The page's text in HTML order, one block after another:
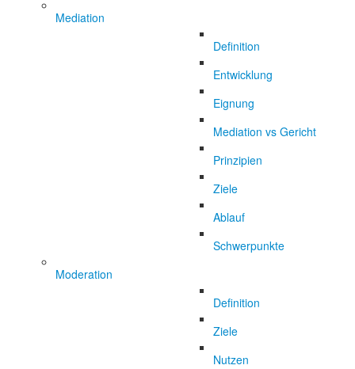
Mediation
Definition
Entwicklung
Eignung
Mediation vs Gericht
Prinzipien
Ziele
Ablauf
Schwerpunkte
Moderation
Definition
Ziele
Nutzen